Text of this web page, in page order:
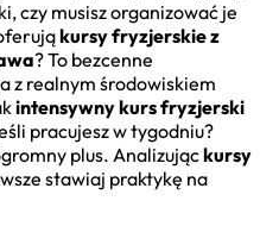
czy musisz organizować je
kursy fryzjerskie z
? To bezcenne
z realnym środowiskiem
intensywny kurs fryzjerski
pracujesz w tygodniu?
plus. Analizująckursy
stawiaj praktykę na